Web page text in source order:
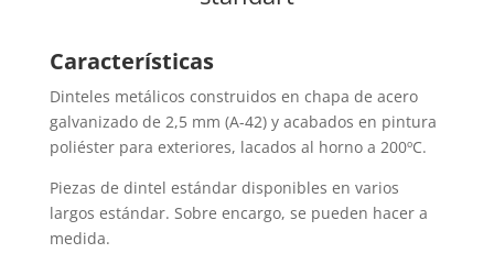
Características
Dinteles metálicos construidos en chapa de acero
galvanizado de 2,5 mm (A-42) y acabados en pintura
poliéster para exteriores, lacados al horno a 200ºC.
Piezas de dintel estándar disponibles en varios
largos estándar. Sobre encargo, se pueden hacer a
medida.